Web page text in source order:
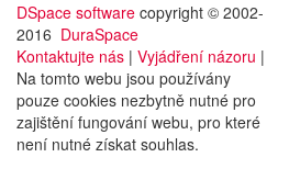
DSpace software copyright © 2002-
2016 DuraSpace
Kontaktujte nás | Vyjádření názoru |
Na tomto webu jsou používány
pouze cookies nezbytně nutné pro
zajištění fungování webu, pro které
není nutné získat souhlas.